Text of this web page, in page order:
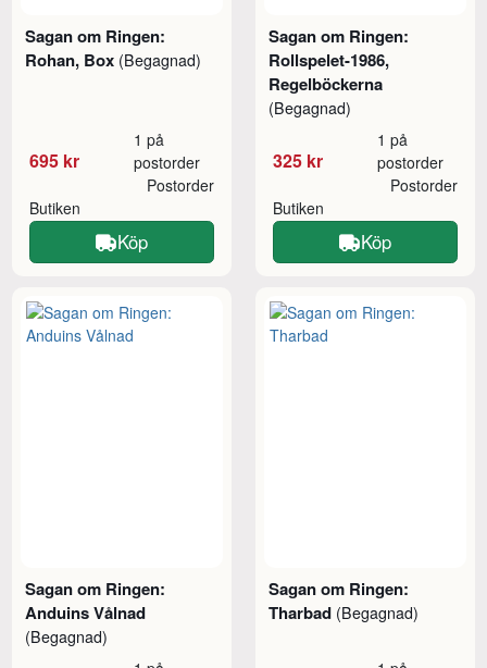
Sagan om Ringen:
Rohan, Box (Begagnad)
695 kr
1 på
postorder
Butiken
Postorder
Köp
Sagan om Ringen:
Rollspelet-1986,
Regelböckerna
(Begagnad)
325 kr
1 på
postorder
Butiken
Postorder
Köp
Sagan om Ringen:
Anduins Vålnad
(Begagnad)
Sagan om Ringen:
Tharbad (Begagnad)